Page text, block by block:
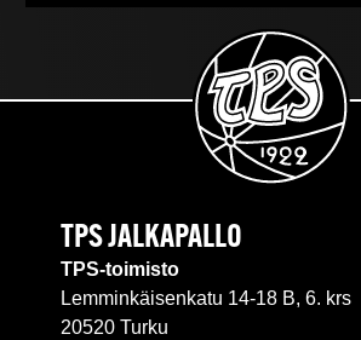
TPS JALKAPALLO
TPS-toimisto
Lemminkäisenkatu 14-18 B, 6. krs
20520 Turku